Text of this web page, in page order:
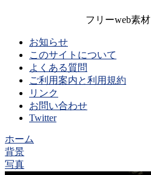
フリーweb素材
お知らせ
このサイトについて
よくある質問
ご利用案内と利用規約
リンク
お問い合わせ
Twitter
ホーム
背景
写真